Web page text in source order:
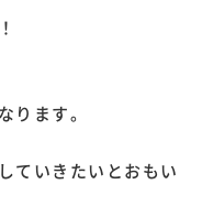
ります。
ていきたいとおもい